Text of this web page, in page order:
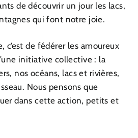
de découvrir un jour les lacs,
qui font notre joie.
c’est de fédérer les amoureux
initiative collective : la
nos océans, lacs et rivières,
Nous pensons que
dans cette action, petits et